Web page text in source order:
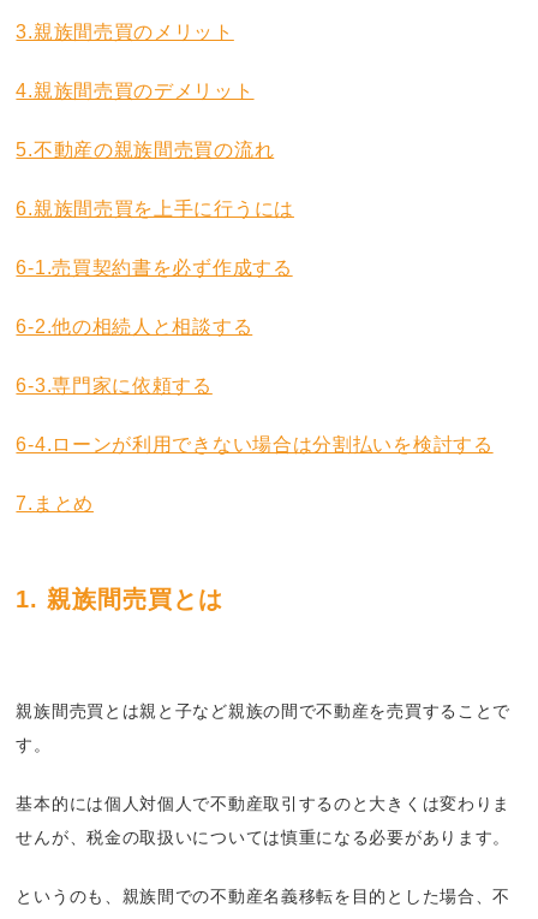
3.親族間売買のメリット
4.親族間売買のデメリット
5.不動産の親族間売買の流れ
6.親族間売買を上手に行うには
6-1.売買契約書を必ず作成する
6-2.他の相続人と相談する
6-3.専門家に依頼する
6-4.ローンが利用できない場合は分割払いを検討する
7.まとめ
1. 親族間売買とは
親族間売買とは親と子など親族の間で不動産を売買することで
す。
基本的には個人対個人で不動産取引するのと大きくは変わりま
せんが、税金の取扱いについては慎重になる必要があります。
というのも、親族間での不動産名義移転を目的とした場合、不